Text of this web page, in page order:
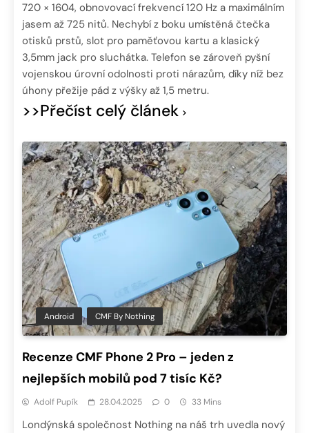
720 × 1604, obnovovací frekvencí 120 Hz a maximálním
jasem až 725 nitů. Nechybí z boku umístěná čtečka
otisků prstů, slot pro paměťovou kartu a klasický
3,5mm jack pro sluchátka. Telefon se zároveň pyšní
vojenskou úrovní odolnosti proti nárazům, díky níž bez
úhony přežije pád z výšky až 1,5 metru.
>>Přečíst celý článek
Android CMF By Nothing
Recenze CMF Phone 2 Pro – jeden z
nejlepších mobilů pod 7 tisíc Kč?
Adolf Pupík 28.04.2025 0 33 Mins
Londýnská společnost Nothing na náš trh uvedla nový